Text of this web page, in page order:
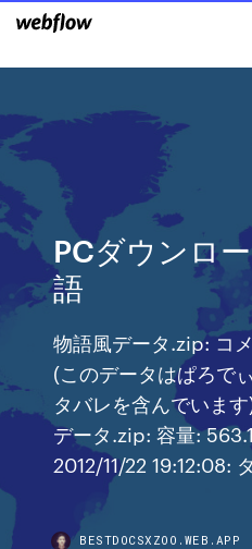
PCダウンロ
語
物語風データ.zip: コ
(このデータはぱろで
タバレを含んでいま
データ.zip: 容量:
2012/11/22 19:12:08:
BESTDOCSXZOO.WEB.APP